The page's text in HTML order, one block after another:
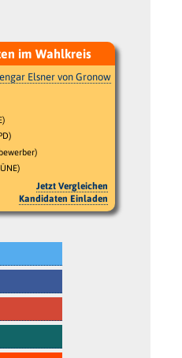
im Wahlkreis
Elsner von Gronow
Jetzt Vergleichen
Kandidaten Einladen